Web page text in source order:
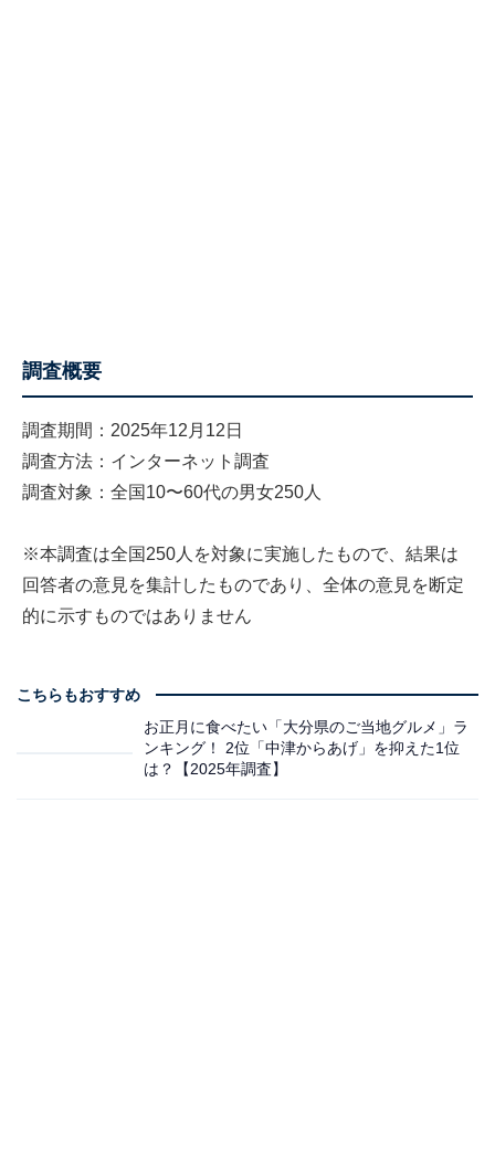
調査概要
調査期間：2025年12月12日
調査方法：インターネット調査
調査対象：全国10〜60代の男女250人
※本調査は全国250人を対象に実施したもので、結果は
回答者の意見を集計したものであり、全体の意見を断定
的に示すものではありません
こちらもおすすめ
お正月に食べたい「大分県のご当地グルメ」ラ
ンキング！ 2位「中津からあげ」を抑えた1位
は？【2025年調査】